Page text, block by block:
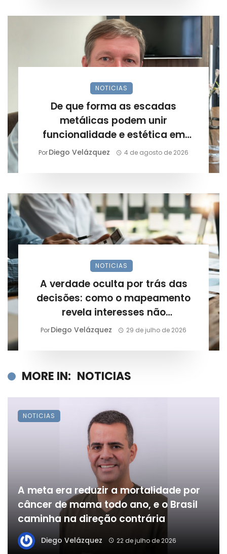
NOTICIAS
De que forma as escadas
metálicas podem unir
funcionalidade e estética em
projetos arquitetônicos?
PorDiego Velázquez 4 de agosto de 2026
NOTICIAS
A verdade oculta por trás das
decisões: como o mapeamento
revela interesses não
declarados?
PorDiego Velázquez 29 de julho de 2026
MORE IN: NOTICIAS
A meta era reduzir a mortalidade por
câncer de mama todo ano, e o Brasil
caminha na direção contrária
Diego Velázquez 22 de julho de 2026
NOTICIAS